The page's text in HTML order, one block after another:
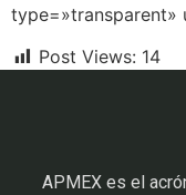
type=»transparent»
Post Views: 14
APMEX es el